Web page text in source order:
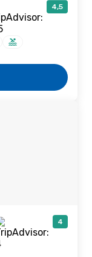
4,5
4